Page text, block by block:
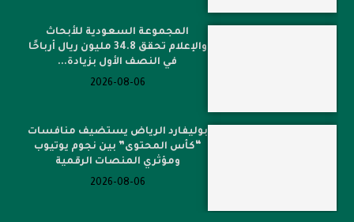
المجموعة السعودية للأبحاث
والإعلام تحقق 34.8 مليون ريال أرباحًا
في النصف الأول بزيادة...
2026-08-06
بوليفارد الرياض يستضيف منافسات
“كأس المحتوى” بين نجوم يوتيوب
ومؤثري المنصات الرقمية
2026-08-06